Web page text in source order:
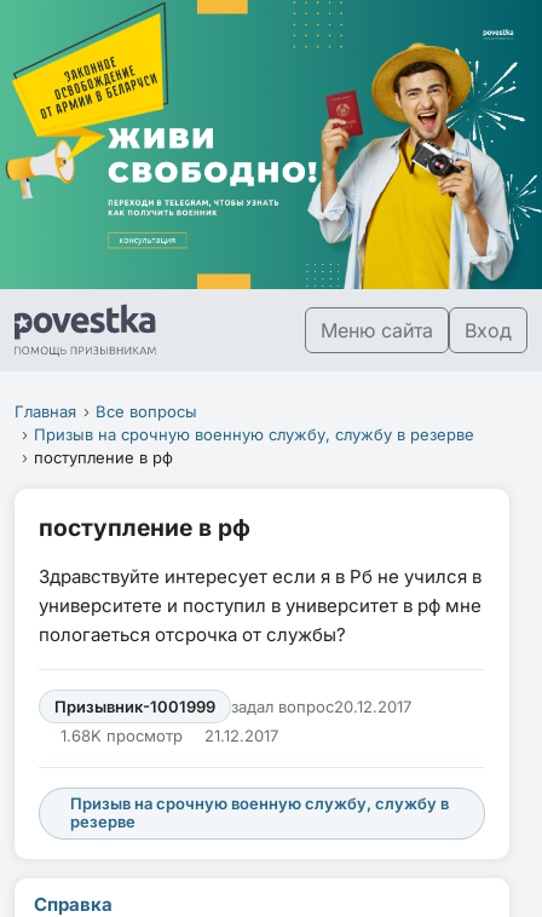
Меню сайта Вход
Главная
Все вопросы
Призыв на срочную военную службу, службу в резерве
поступление в рф
поступление в рф
Здравствуйте интересует если я в Рб не учился в
университете и поступил в университет в рф мне
пологаеться отсрочка от службы?
Призывник-1001999 задал вопрос20.12.2017
1.68K просмотр
21.12.2017
Призыв на срочную военную службу, службу в
резерве
Справка